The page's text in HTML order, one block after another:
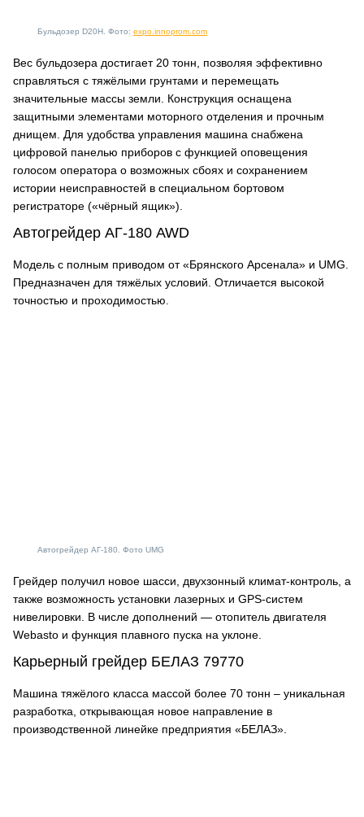
Бульдозер D20H. Фото: expo.innoprom.com
Вес бульдозера достигает 20 тонн, позволяя эффективно
справляться с тяжёлыми грунтами и перемещать
значительные массы земли. Конструкция оснащена
защитными элементами моторного отделения и прочным
днищем. Для удобства управления машина снабжена
цифровой панелью приборов с функцией оповещения
голосом оператора о возможных сбоях и сохранением
истории неисправностей в специальном бортовом
регистраторе («чёрный ящик»).
Автогрейдер АГ-180 AWD
Модель с полным приводом от «Брянского Арсенала» и UMG.
Предназначен для тяжёлых условий. Отличается высокой
точностью и проходимостью.
Автогрейдер АГ-180. Фото UMG
Грейдер получил новое шасси, двухзонный климат-контроль, а
также возможность установки лазерных и GPS-систем
нивелировки. В числе дополнений — отопитель двигателя
Webasto и функция плавного пуска на уклоне.
Карьерный грейдер БЕЛАЗ 79770
Машина тяжёлого класса массой более 70 тонн – уникальная
разработка, открывающая новое направление в
производственной линейке предприятия «БЕЛАЗ».